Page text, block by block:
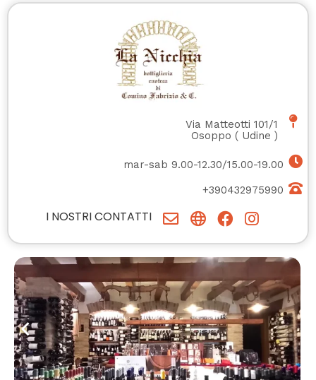
Via Matteotti 101/1
Osoppo ( Udine )
mar-sab 9.00-12.30/15.00-19.00
+390432975990
I NOSTRI CONTATTI